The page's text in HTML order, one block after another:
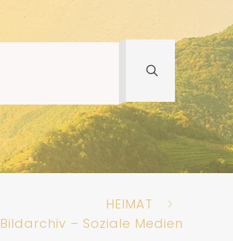
HEIMAT
Bildarchiv – Soziale Medien